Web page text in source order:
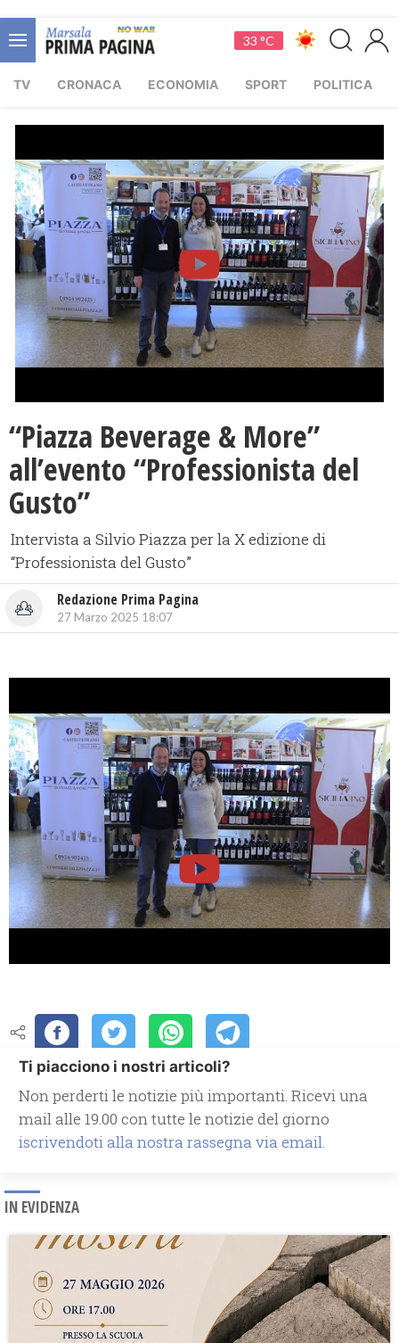
33 °C
TV CRONACA ECONOMIA SPORT POLITICA
“Piazza Beverage & More”
all’evento “Professionista del
Gusto”
Intervista a Silvio Piazza per la X edizione di
“Professionista del Gusto”
Redazione Prima Pagina
27 Marzo 2025 18:07
Ti piacciono i nostri articoli?
Non perderti le notizie più importanti. Ricevi una
mail alle 19.00 con tutte le notizie del giorno
iscrivendoti alla nostra rassegna via email.
IN EVIDENZA